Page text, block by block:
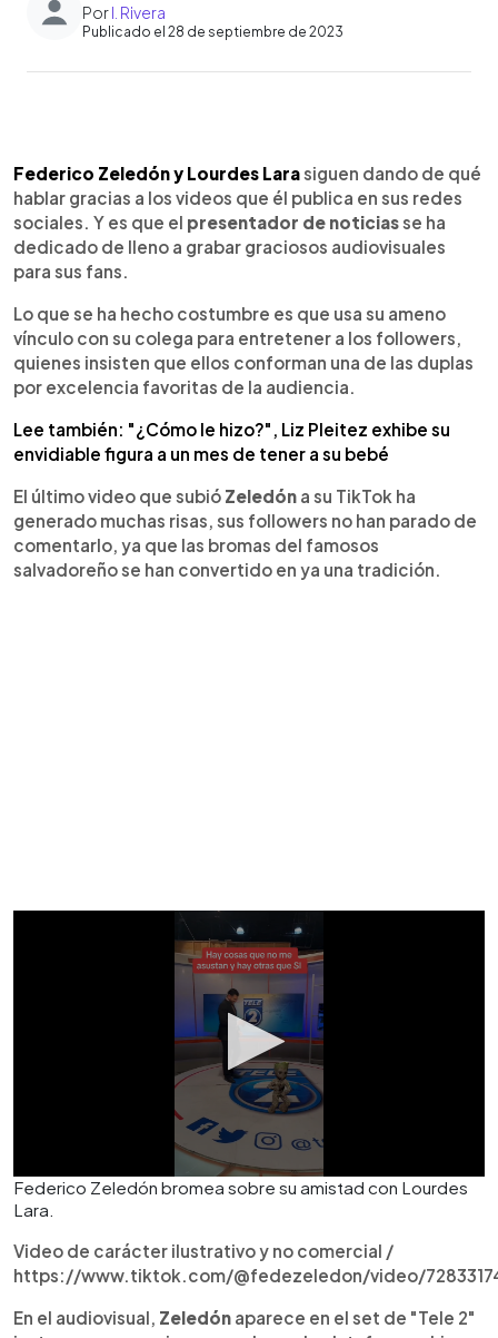
PorI. Rivera
Publicado el 28 de septiembre de 2023
► Escuchar artículo
Federico Zeledón y Lourdes Larasiguen dando de qué
hablar gracias a los videos que él publica en sus redes
sociales. Y es que el presentador de noticiasse ha
dedicado de lleno a grabar graciosos audiovisuales
para sus fans.
Lo que se ha hecho costumbre es que usa su ameno
vínculo con su colega para entretener a los followers,
quienes insisten que ellos conforman una de las duplas
por excelencia favoritas de la audiencia.
Lee también: "¿Cómo le hizo?", Liz Pleitez exhibe su
envidiable figura a un mes de tener a su bebé
El último video que subió Zeledón a su TikTok ha
generado muchas risas, sus followers no han parado de
comentarlo, ya que las bromas del famosos
salvadoreño se han convertido en ya una tradición.
Federico Zeledón bromea sobre su amistad con Lourdes
Lara.
Video de carácter ilustrativo y no comercial /
https://www.tiktok.com/@fedezeledon/video/
En el audiovisual, Zeledón aparece en el set de "Tele 2"